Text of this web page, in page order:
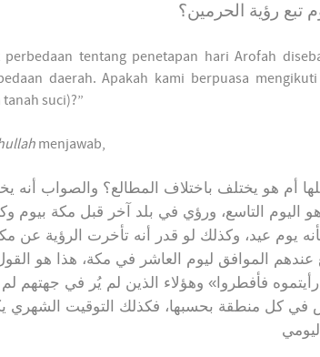
تبع رؤية الحرمين؟
perbedaan tentang penetapan hari Arofah
daerah. Apakah kami berpuasa
suci)?”
menjawab,
أم هو يختلف باختلاف المطالع؟ والصواب أنه
هو اليوم التاسع، ورؤي في بلد آخر قبل مكة بيوم
يوم عيد، وكذلك لو قدر أنه تأخرت الرؤية عن
الموافق ليوم العاشر في مكة، هذا هو
فأفطروا» وهؤلاء الذين لم يُر في جهتهم لم
في كل منطقة بحسبها، فكذلك التوقيت الشهري
اليومي